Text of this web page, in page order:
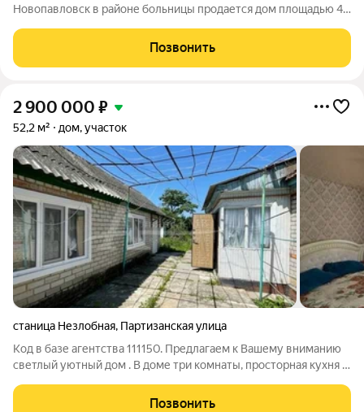
Новопавловск в районе больницы продается дом площадью 40
спален, кухни, санузла, коридора. Окна во всем доме
пластиковые. Состояние
Позвонить
2 900 000 ₽
52,2 м² дом, участок
станица Незлобная, Партизанская улица
Код в базе агентства 111150. Предлагаем к Вашему вниманию
светлый уютный дом . В доме три комнаты, просторная кухня .
удобное для Вас время.
Позвонить